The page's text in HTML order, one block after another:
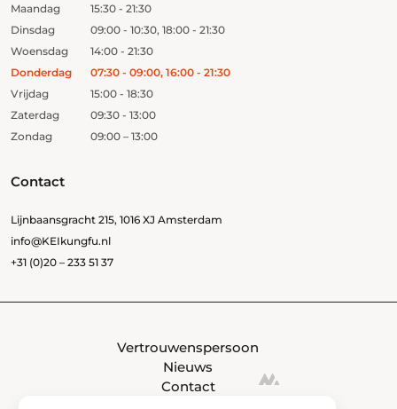
Contact
Lijnbaansgracht 215, 1016 XJ Amsterdam
info@KEIkungfu.nl
+31 (0)20 – 233 51 37
Maandag
15:30 - 21:30
Dinsdag
09:00 - 10:30, 18:00 - 21:30
Woensdag
14:00 - 21:30
Donderdag
07:30 - 09:00, 16:00 - 21:30
Vrijdag
15:00 - 18:30
Zaterdag
09:30 - 13:00
Zondag
09:00 – 13:00
Vertrouwenspersoon
Nieuws
Contact